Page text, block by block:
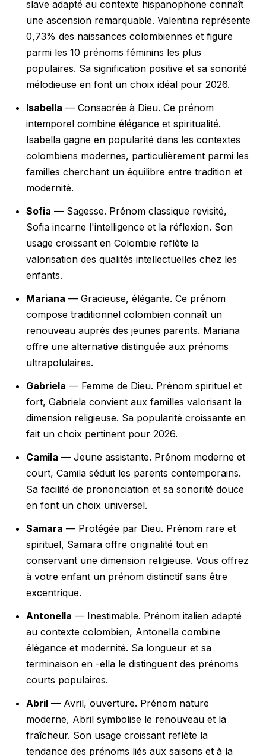
slave adapté au contexte hispanophone connaît
une ascension remarquable. Valentina représente
0,73% des naissances colombiennes et figure
parmi les 10 prénoms féminins les plus
populaires. Sa signification positive et sa sonorité
mélodieuse en font un choix idéal pour 2026.
Isabella — Consacrée à Dieu. Ce prénom
intemporel combine élégance et spiritualité.
Isabella gagne en popularité dans les contextes
colombiens modernes, particulièrement parmi les
familles cherchant un équilibre entre tradition et
modernité.
Sofia — Sagesse. Prénom classique revisité,
Sofia incarne l'intelligence et la réflexion. Son
usage croissant en Colombie reflète la
valorisation des qualités intellectuelles chez les
enfants.
Mariana — Gracieuse, élégante. Ce prénom
compose traditionnel colombien connaît un
renouveau auprès des jeunes parents. Mariana
offre une alternative distinguée aux prénoms
ultrapolulaires.
Gabriela — Femme de Dieu. Prénom spirituel et
fort, Gabriela convient aux familles valorisant la
dimension religieuse. Sa popularité croissante en
fait un choix pertinent pour 2026.
Camila — Jeune assistante. Prénom moderne et
court, Camila séduit les parents contemporains.
Sa facilité de prononciation et sa sonorité douce
en font un choix universel.
Samara — Protégée par Dieu. Prénom rare et
spirituel, Samara offre originalité tout en
conservant une dimension religieuse. Vous offrez
à votre enfant un prénom distinctif sans être
excentrique.
Antonella — Inestimable. Prénom italien adapté
au contexte colombien, Antonella combine
élégance et modernité. Sa longueur et sa
terminaison en -ella le distinguent des prénoms
courts populaires.
Abril — Avril, ouverture. Prénom nature
moderne, Abril symbolise le renouveau et la
fraîcheur. Son usage croissant reflète la
tendance des prénoms liés aux saisons et à la